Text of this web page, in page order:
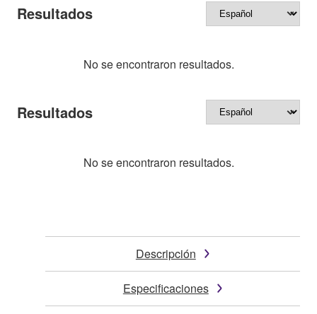
Resultados
No se encontraron resultados.
Resultados
No se encontraron resultados.
Descripción
Especificaciones